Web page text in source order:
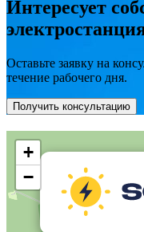
Интересует
Оставьте заявку на
течение рабочего дня.
Получить консультацию
+
−